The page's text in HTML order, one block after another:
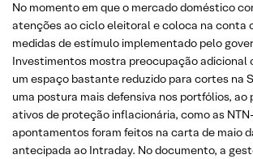
No momento em que o mercado doméstico
atenções ao ciclo eleitoral e coloca na conta
medidas de estímulo implementado pelo
Investimentos mostra preocupação adicional
um espaço bastante reduzido para cortes na
uma postura mais defensiva nos portfólios, ao
ativos de proteção inflacionária, como as
apontamentos foram feitos na carta de maio
antecipada ao Intraday. No documento, a